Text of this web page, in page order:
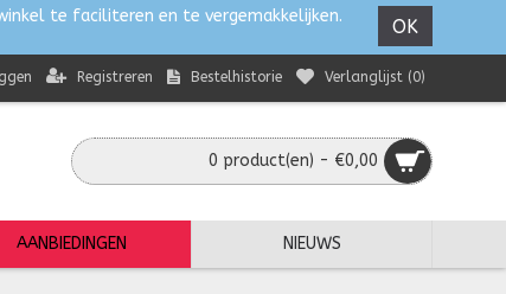
te faciliteren en te vergemakkelijken.
OK
Registreren Bestelhistorie Verlanglijst (0)
0 product(en) - €0,00
AANBIEDINGEN NIEUWS